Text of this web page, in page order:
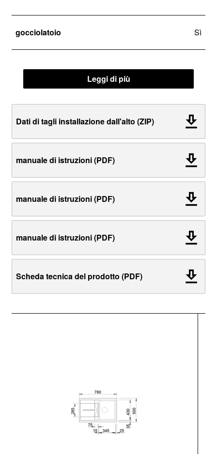
gocciolatoio Sì
Leggi di più
Dati di tagli installazione dall'alto (ZIP)
manuale di istruzioni (PDF)
manuale di istruzioni (PDF)
manuale di istruzioni (PDF)
Scheda tecnica del prodotto (PDF)